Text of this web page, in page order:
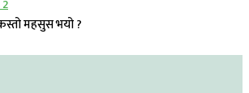
महसुस भयो ?